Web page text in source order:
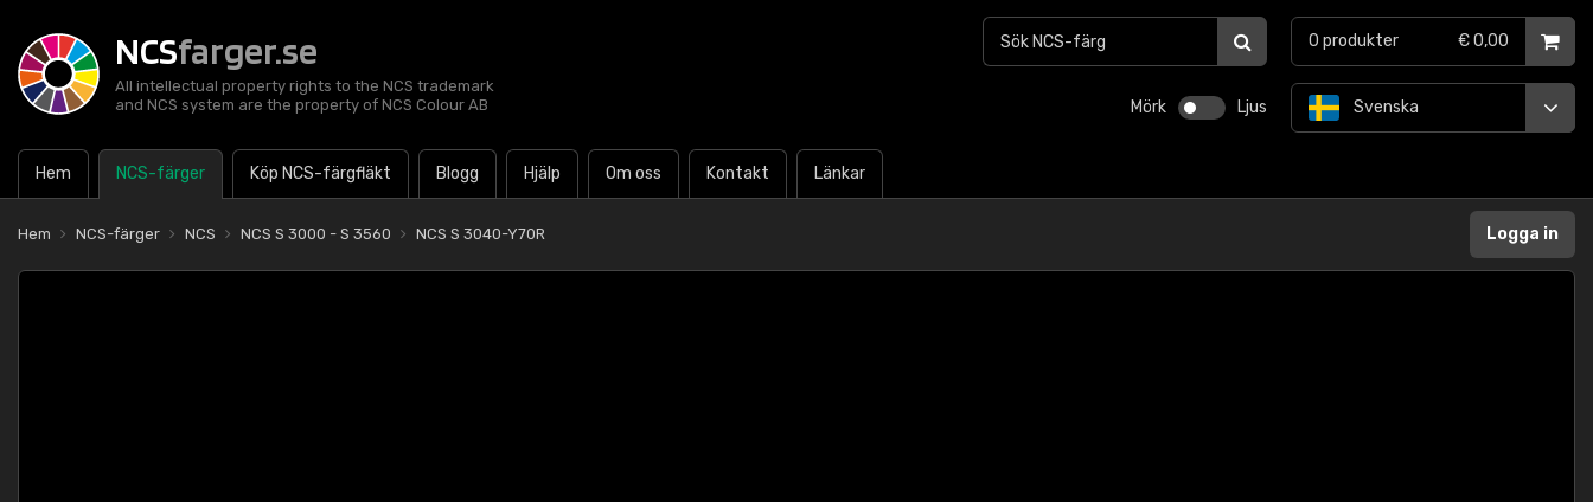
NCSfarger.se
All intellectual property rights to the NCS trademark
and NCS system are the property of NCS Colour AB
Mörk Ljus
Hem NCS-färger Köp NCS-färgfläkt Blogg Hjälp Om oss Kontakt Länkar
Svenska
0 produkter € 0,00
Hem NCS-färger NCS NCS S 3000 - S 3560 NCS S 3040-Y70R Logga in